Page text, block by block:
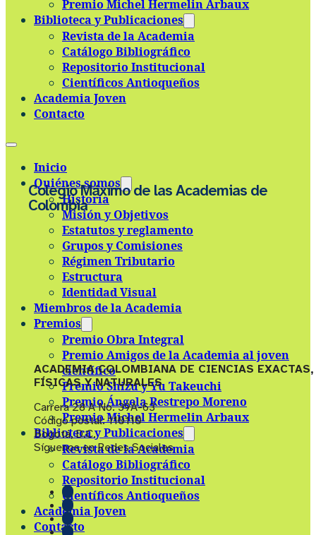
Skip to main contentSkip to footer
Premio Michel Hermelin Arbaux
Biblioteca y Publicaciones
Revista de la Academia
Catálogo Bibliográfico
Repositorio Institucional
Científicos Antioqueños
Academia Joven
Contacto
Inicio
Quiénes somos
Historia
Misión y Objetivos
Estatutos y reglamento
Grupos y Comisiones
Régimen Tributario
Estructura
Identidad Visual
Miembros de la Academia
Premios
Premio Obra Integral
Premio Amigos de la Academia al joven
científico
Premio Shizu y Yu Takeuchi
Premio Ángela Restrepo Moreno
Premio Michel Hermelin Arbaux
Biblioteca y Publicaciones
Revista de la Academia
Catálogo Bibliográfico
Repositorio Institucional
Científicos Antioqueños
Academia Joven
Contacto
Colegio Máximo de las Academias de
Colombia
ACADEMIA COLOMBIANA DE CIENCIAS EXACTAS,
FÍSICAS Y NATURALES
Carrera 28 A No. 39A-63
Código postal: 110110
Bogotá, D.C.
Síguenos en Redes Sociales